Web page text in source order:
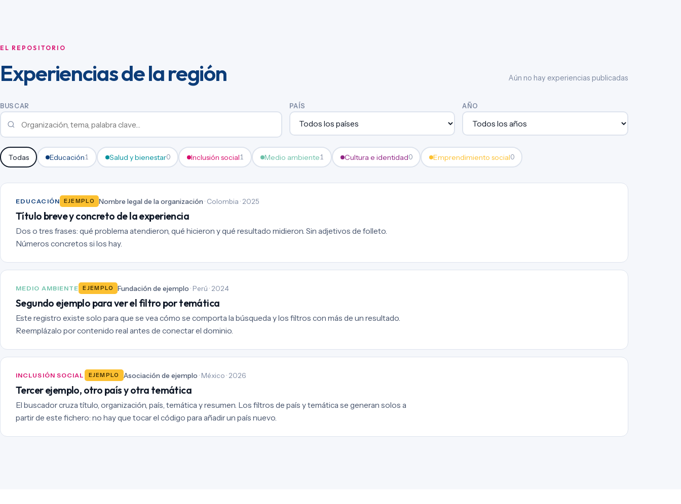
EL REPOSITORIO
Experiencias de la región Aún no hay experiencias publicadas
BUSCAR PAÍS AÑO
Todas Educación1 Salud y bienestar0 Inclusión social1 Medio ambiente1 Cultura e identidad0 Emprendimiento social0
EDUCACIÓN EJEMPLO Nombre legal de la organización · Colombia · 2025
Título breve y concreto de la experiencia
Dos o tres frases: qué problema atendieron, qué hicieron y qué resultado midieron. Sin adjetivos de folleto.
Números concretos si los hay.
MEDIO AMBIENTE EJEMPLO Fundación de ejemplo · Perú · 2024
Segundo ejemplo para ver el filtro por temática
Este registro existe solo para que se vea cómo se comporta la búsqueda y los filtros con más de un resultado.
Reemplázalo por contenido real antes de conectar el dominio.
INCLUSIÓN SOCIAL EJEMPLO Asociación de ejemplo · México · 2026
Tercer ejemplo, otro país y otra temática
El buscador cruza título, organización, país, temática y resumen. Los filtros de país y temática se generan solos a
partir de este fichero: no hay que tocar el código para añadir un país nuevo.